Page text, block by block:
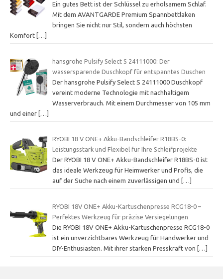
Ein gutes Bett ist der Schlüssel zu erholsamem Schlaf.
Mit dem AVANTGARDE Premium Spannbettlaken
bringen Sie nicht nur Stil, sondern auch höchsten
Komfort […]
hansgrohe Pulsify Select S 24111000: Der
wassersparende Duschkopf für entspanntes Duschen
Der hansgrohe Pulsify Select S 24111000 Duschkopf
vereint moderne Technologie mit nachhaltigem
Wasserverbrauch. Mit einem Durchmesser von 105 mm
und einer […]
RYOBI 18 V ONE+ Akku-Bandschleifer R18BS-0:
Leistungsstark und Flexibel für Ihre Schleifprojekte
Der RYOBI 18 V ONE+ Akku-Bandschleifer R18BS-0 ist
das ideale Werkzeug für Heimwerker und Profis, die
auf der Suche nach einem zuverlässigen und
[…]
RYOBI 18V ONE+ Akku-Kartuschenpresse RCG18-0 –
Perfektes Werkzeug für präzise Versiegelungen
Die RYOBI 18V ONE+ Akku-Kartuschenpresse RCG18-0
ist ein unverzichtbares Werkzeug für Handwerker und
DIY-Enthusiasten. Mit ihrer starken Presskraft von
[…]